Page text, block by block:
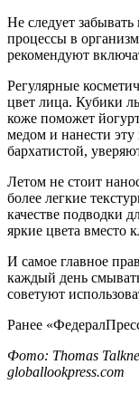
Не следует
процессы в
рекомендуют
Регулярные
цвет лица. Кубики
коже поможет
медом и нанести эту
бархатистой,
Летом не стоит
более легкие
качестве подводки
яркие цвета вместо
И самое главное
каждый день
советуют
Ранее
Фото: Thomas
globallookpress.com